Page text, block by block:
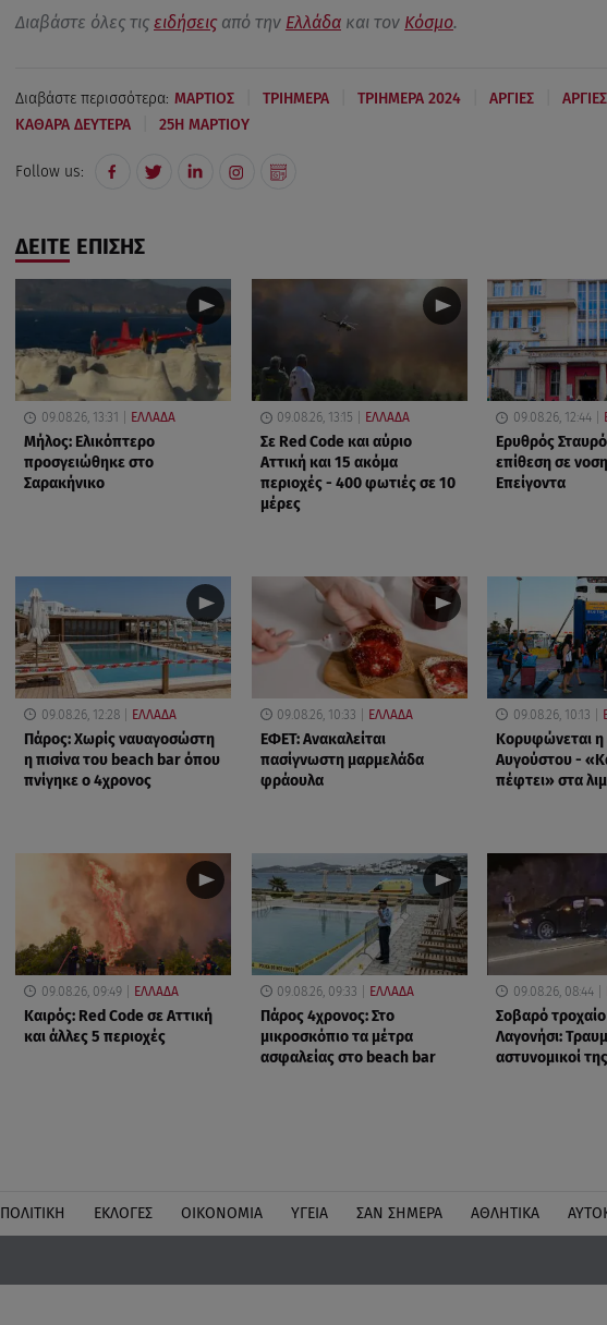
Διαβάστε όλες τις ειδήσειςαπό την Ελλάδακαι τον Κόσμο.
Διαβάστε περισσότερα: ΜΑΡΤΙΟΣ ΤΡΙΗΜΕΡΑ ΤΡΙΗΜΕΡΑ 2024 ΑΡΓΙΕΣ
ΚΑΘΑΡΑ ΔΕΥΤΕΡΑ 25Η ΜΑΡΤΙΟΥ
Follow us:
ΔΕΙΤΕ ΕΠΙΣΗΣ
09.08.26, 13:31 ΕΛΛΑΔΑ
Μήλος: Ελικόπτερο
προσγειώθηκε στο
Σαρακήνικο
09.08.26, 13:15 ΕΛΛΑΔΑ
Σε Red Code και αύριο
Αττική και 15 ακόμα
περιοχές - 400 φωτιές σε 10
μέρες
09.08.26, 12:44
Ερυθρός
επίθεση σε
Επείγοντα
09.08.26, 12:28 ΕΛΛΑΔΑ
Πάρος: Χωρίς ναυαγοσώστη
η πισίνα του beach bar όπου
πνίγηκε ο 4χρονος
09.08.26, 10:33 ΕΛΛΑΔΑ
ΕΦΕΤ: Ανακαλείται
πασίγνωστη μαρμελάδα
φράουλα
09.08.26, 10:13
Κορυφώνεται η
Αυγούστου -
πέφτει» στα
09.08.26, 09:49 ΕΛΛΑΔΑ
Καιρός: Red Code σε Αττική
και άλλες 5 περιοχές
09.08.26, 09:33 ΕΛΛΑΔΑ
Πάρος 4χρονος: Στο
μικροσκόπιο τα μέτρα
ασφαλείας στο beach bar
09.08.26, 08:44
Σοβαρό
Λαγονήσι:
αστυνομικοί
ΠΟΛΙΤΙΚΗ ΕΚΛΟΓΕΣ ΟΙΚΟΝΟΜΙΑ ΥΓΕΙΑ ΣΑΝ ΣΗΜΕΡΑ ΑΘΛΗΤΙΚΑ